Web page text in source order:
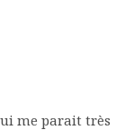
me parait très